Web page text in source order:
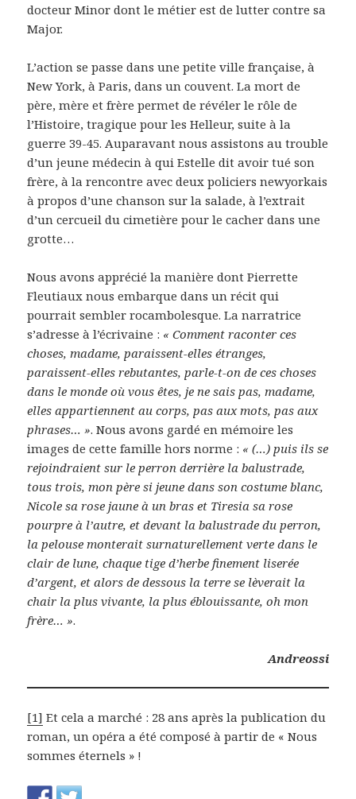
docteur Minor dont le métier est de lutter contre sa
Major.
L’action se passe dans une petite ville française, à
New York, à Paris, dans un couvent. La mort de
père, mère et frère permet de révéler le rôle de
l’Histoire, tragique pour les Helleur, suite à la
guerre 39-45. Auparavant nous assistons au trouble
d’un jeune médecin à qui Estelle dit avoir tué son
frère, à la rencontre avec deux policiers newyorkais
à propos d’une chanson sur la salade, à l’extrait
d’un cercueil du cimetière pour le cacher dans une
grotte…
Nous avons apprécié la manière dont Pierrette
Fleutiaux nous embarque dans un récit qui
pourrait sembler rocambolesque. La narratrice
s’adresse à l’écrivaine : « Comment raconter ces
choses, madame, paraissent-elles étranges,
paraissent-elles rebutantes, parle-t-on de ces choses
dans le monde où vous êtes, je ne sais pas, madame,
elles appartiennent au corps, pas aux mots, pas aux
phrases… ». Nous avons gardé en mémoire les
images de cette famille hors norme : « (…) puis ils se
rejoindraient sur le perron derrière la balustrade,
tous trois, mon père si jeune dans son costume blanc,
Nicole sa rose jaune à un bras et Tiresia sa rose
pourpre à l’autre, et devant la balustrade du perron,
la pelouse monterait surnaturellement verte dans le
clair de lune, chaque tige d’herbe finement liserée
d’argent, et alors de dessous la terre se lèverait la
chair la plus vivante, la plus éblouissante, oh mon
frère… ».
Andreossi
[1] Et cela a marché : 28 ans après la publication du
roman, un opéra a été composé à partir de « Nous
sommes éternels » !